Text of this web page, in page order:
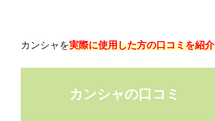
カンシャを実際に使用した方の口コミを紹介
カンシャの口コミ